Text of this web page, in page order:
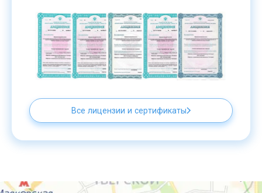
Все лицензии и сертификаты